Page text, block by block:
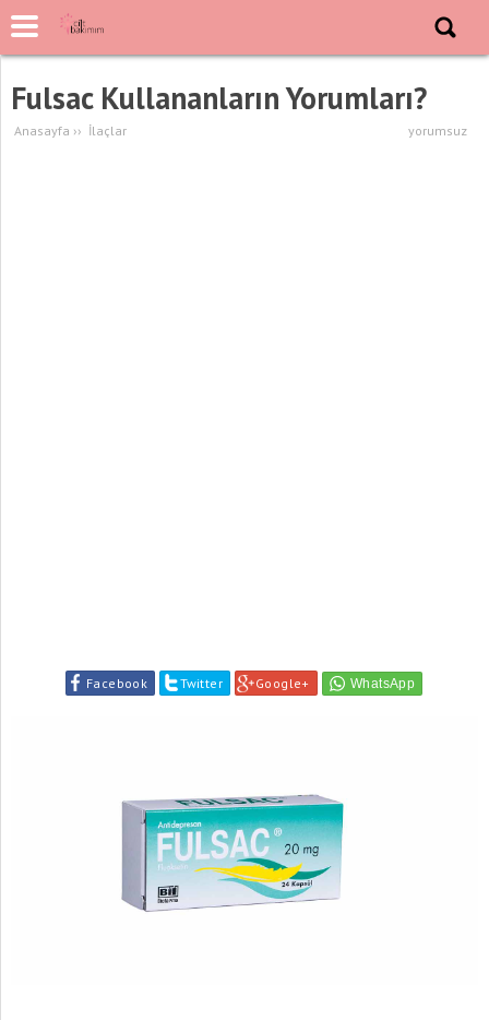
Fulsac Kullananların Yorumları?
Anasayfa ›› İlaçlar yorumsuz
Facebook Twitter Google+